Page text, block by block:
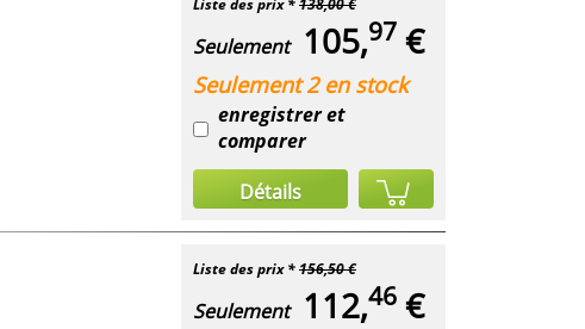
Liste des prix *138,00 €
Seulement 105,97 €
Seulement 2 en stock
enregistrer et
comparer
Détails
Liste des prix *156,50 €
Seulement 112,46 €